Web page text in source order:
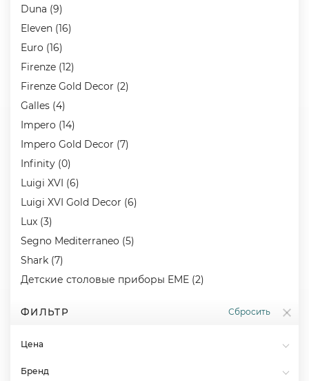
Duna (9)
Eleven (16)
Euro (16)
Firenze (12)
Firenze Gold Decor (2)
Galles (4)
Impero (14)
Impero Gold Decor (7)
Infinity (0)
Luigi XVI (6)
Luigi XVI Gold Decor (6)
Lux (3)
Segno Mediterraneo (5)
Shark (7)
Детские столовые приборы EME (2)
ФИЛЬТР Сбросить
Цена
Бренд